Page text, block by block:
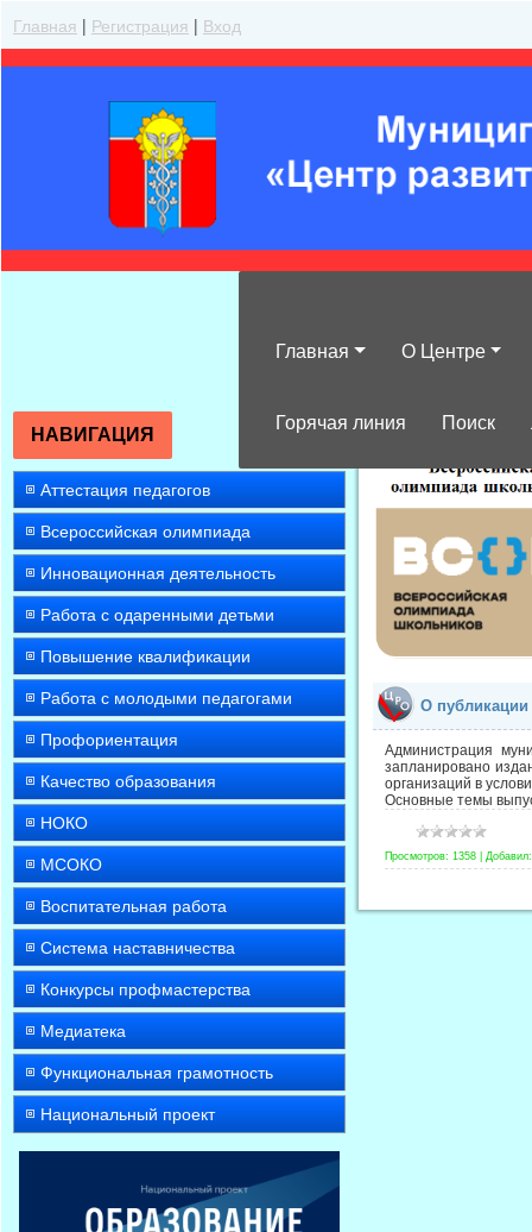
Главная | Регистрация | Вход
Главная О Центре
Горячая линия Поиск
НАВИГАЦИЯ
Аттестация педагогов
Всероссийская олимпиада
Инновационная деятельность
Работа с одаренными детьми
Повышение квалификации
Работа с молодыми педагогами
Профориентация
Качество образования
НОКО
МСОКО
Воспитательная работа
Система наставничества
Конкурсы профмастерства
Медиатека
Функциональная грамотность
Национальный проект
О публикации
Администрация
запланировано
организаций в
Основные темы
Просмотров: 1358 Добавил: